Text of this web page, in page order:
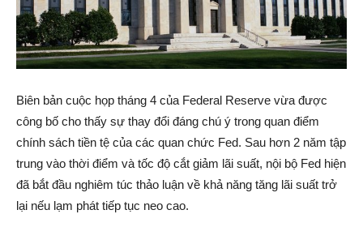
Biên bản cuộc họp tháng 4 của Federal Reserve vừa được
công bố cho thấy sự thay đổi đáng chú ý trong quan điểm
chính sách tiền tệ của các quan chức Fed. Sau hơn 2 năm tập
trung vào thời điểm và tốc độ cắt giảm lãi suất, nội bộ Fed hiện
đã bắt đầu nghiêm túc thảo luận về khả năng tăng lãi suất trở
lại nếu lạm phát tiếp tục neo cao.